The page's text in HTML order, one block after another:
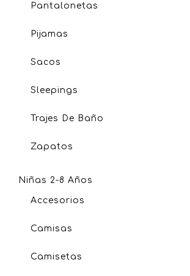
Pantalonetas
Pijamas
Sacos
Sleepings
Trajes De Baño
Zapatos
Niñas 2-8 Años
Accesorios
Camisas
Camisetas